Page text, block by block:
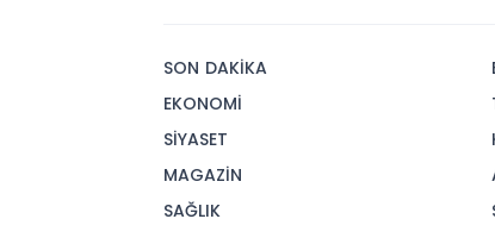
SON DAKİKA
EKONOMİ
SİYASET
MAGAZİN
SAĞLIK